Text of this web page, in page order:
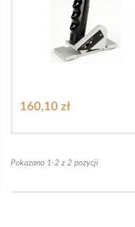
160,10 zł
Pokazano 1-2 z 2 pozycji